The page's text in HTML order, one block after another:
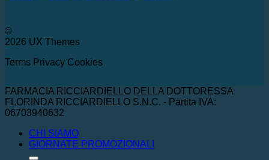
©
2026 UX Themes
Terms Privacy Cookies
FARMACIA RICCIARDIELLO DELLA DOTTORESSA
FLORINDA RICCIARDIELLO S.N.C. - Partita IVA:
06703940632
CHI SIAMO
GIORNATE PROMOZIONALI